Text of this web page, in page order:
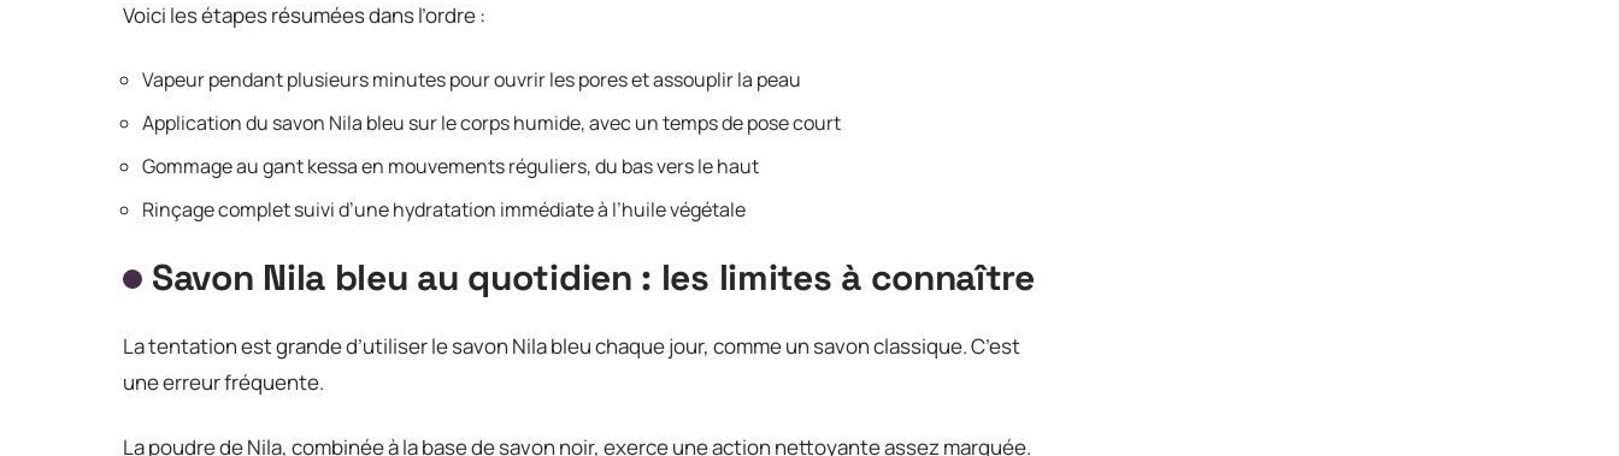
Voici les étapes résumées dans l’ordre :
Vapeur pendant plusieurs minutes pour ouvrir les pores et assouplir la peau
Application du savon Nila bleu sur le corps humide, avec un temps de pose court
Gommage au gant kessa en mouvements réguliers, du bas vers le haut
Rinçage complet suivi d’une hydratation immédiate à l’huile végétale
Savon Nila bleu au quotidien : les limites à connaître
La tentation est grande d’utiliser le savon Nila bleu chaque jour, comme un savon classique. C’est
une erreur fréquente.
La poudre de Nila, combinée à la base de savon noir, exerce une action nettoyante assez marquée.